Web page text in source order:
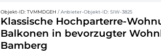
Objekt-ID: TVMMDGEH / Anbieter-Objekt-ID: SIW-3825
Klassische Hochparterre-
Balkonen in bevorzugter
Bamberg